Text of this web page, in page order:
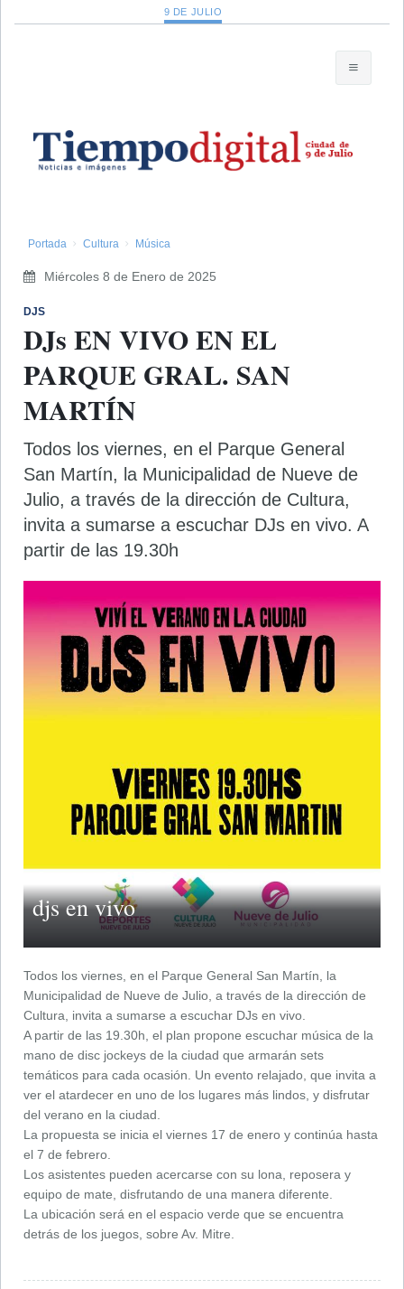
9 DE JULIO
Portada Cultura Música
Miércoles 8 de Enero de 2025
DJS
DJs EN VIVO EN EL
PARQUE GRAL. SAN
MARTÍN
Todos los viernes, en el Parque General
San Martín, la Municipalidad de Nueve de
Julio, a través de la dirección de Cultura,
invita a sumarse a escuchar DJs en vivo. A
partir de las 19.30h
djs en vivo
Todos los viernes, en el Parque General San Martín, la
Municipalidad de Nueve de Julio, a través de la dirección de
Cultura, invita a sumarse a escuchar DJs en vivo.
A partir de las 19.30h, el plan propone escuchar música de la
mano de disc jockeys de la ciudad que armarán sets
temáticos para cada ocasión. Un evento relajado, que invita a
ver el atardecer en uno de los lugares más lindos, y disfrutar
del verano en la ciudad.
La propuesta se inicia el viernes 17 de enero y continúa hasta
el 7 de febrero.
Los asistentes pueden acercarse con su lona, reposera y
equipo de mate, disfrutando de una manera diferente.
La ubicación será en el espacio verde que se encuentra
detrás de los juegos, sobre Av. Mitre.